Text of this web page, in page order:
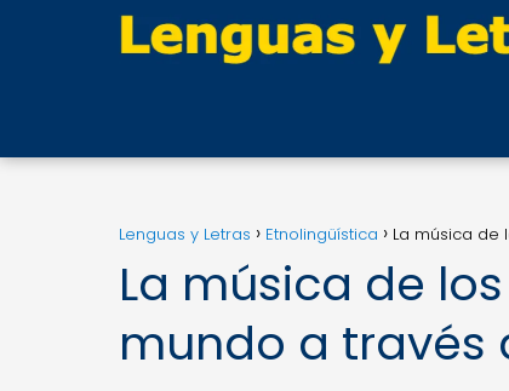
Lenguas y Letras Etnolingüística La música de
La música de
mundo a través